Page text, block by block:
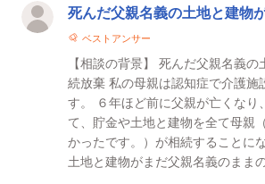
死んだ父親名義の土地と建物
ベストアンサー
【相談の背景】 死んだ父親名義
続放棄 私の母親は認知症で介護施
す。 ６年ほど前に父親が亡くなり
て、貯金や土地と建物を全て母親
かったです。）が相続することに
土地と建物がまだ父親名義のまま